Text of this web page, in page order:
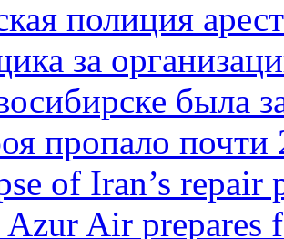
полиция
за
была
пропало почти
of Iran’s repair
Air prepares